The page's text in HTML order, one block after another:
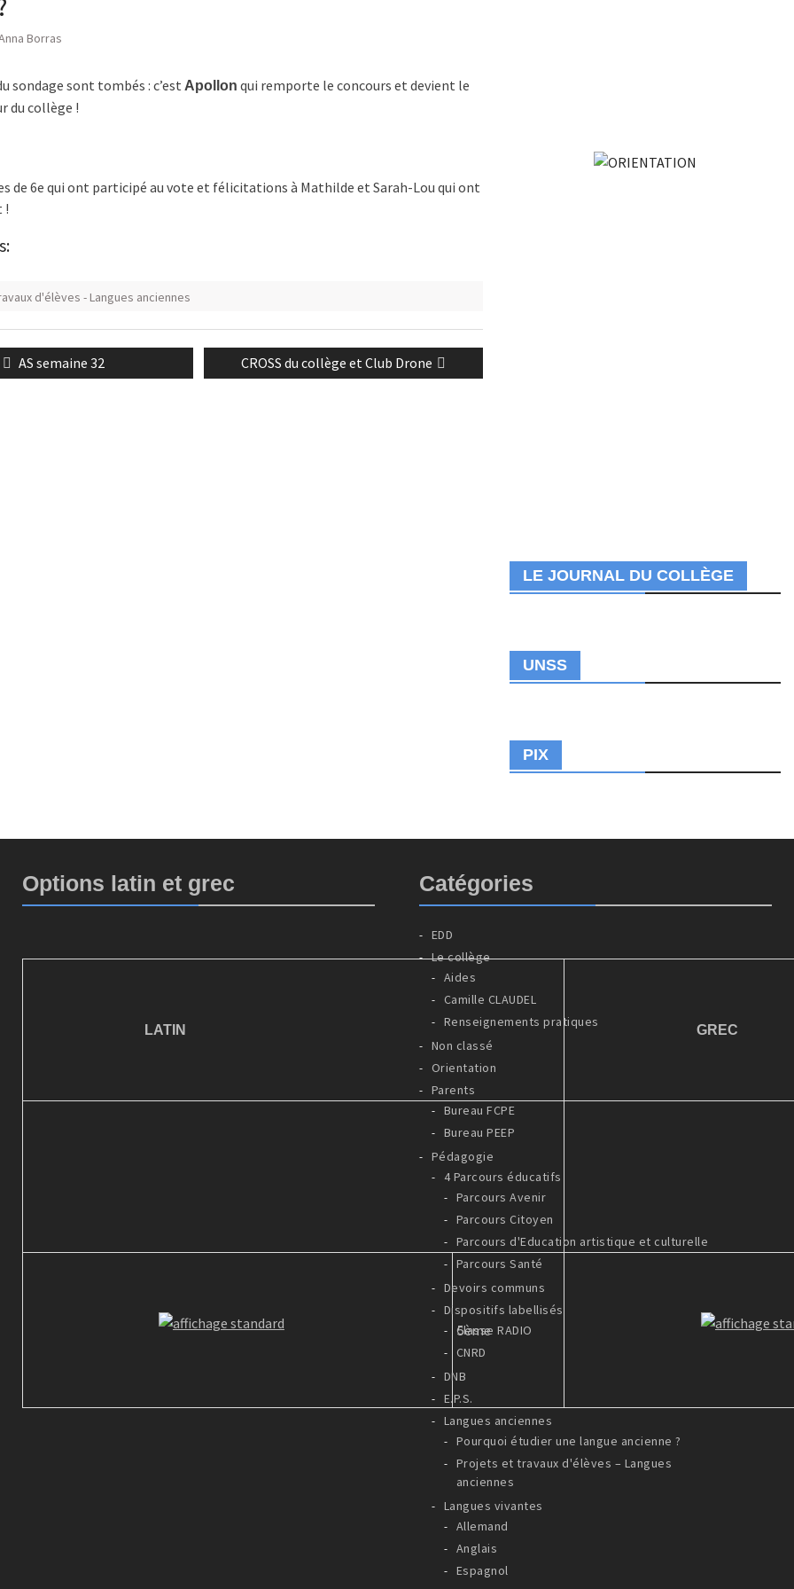
Borras
sondage sont tombés : c’est Apollon qui remporte le concours et devient le
du collège !
de 6e qui ont participé au vote et félicitations à Mathilde et Sarah-Lou qui ont
!
d'élèves - Langues anciennes
Previous
post:
AS semaine 32
Next
post:
CROSS du collège et Club Drone
LE JOURNAL DU COLLÈGE
UNSS
PIX
Options latin et grec
LATIN GREC
5ème
Catégories
EDD
Le collège
Aides
Camille CLAUDEL
Renseignements pratiques
Non classé
Orientation
Parents
Bureau FCPE
Bureau PEEP
Pédagogie
4 Parcours éducatifs
Parcours Avenir
Parcours Citoyen
Parcours d'Education artistique et culturelle
Parcours Santé
Devoirs communs
Dispositifs labellisés
Classe RADIO
CNRD
DNB
E.P.S.
Langues anciennes
Pourquoi étudier une langue ancienne ?
Projets et travaux d'élèves – Langues
anciennes
Langues vivantes
Allemand
Anglais
Espagnol